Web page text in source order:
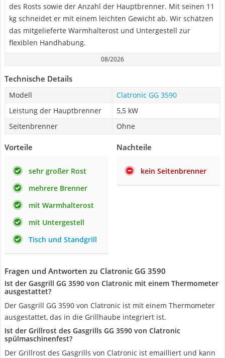
des Rosts sowie der Anzahl der Hauptbrenner. Mit seinen 11
kg schneidet er mit einem leichten Gewicht ab. Wir schätzen
das mitgelieferte Warmhalterost und Untergestell zur
flexiblen Handhabung.
08/2026
Technische Details
Modell
Clatronic GG 3590
Leistung der Hauptbrenner
5,5 kW
Seitenbrenner
Ohne
Vorteile
sehr großer Rost
mehrere Brenner
mit Warmhalterost
mit Untergestell
Tisch und Standgrill
Nachteile
kein Seitenbrenner
Fragen und Antworten zu Clatronic GG 3590
Ist der Gasgrill GG 3590 von Clatronic mit einem Thermometer
ausgestattet?
Der Gasgrill GG 3590 von Clatronic ist mit einem Thermometer
ausgestattet, das in die Grillhaube integriert ist.
Ist der Grillrost des Gasgrills GG 3590 von Clatronic
spülmaschinenfest?
Der Grillrost des Gasgrills von Clatronic ist emailliert und kann